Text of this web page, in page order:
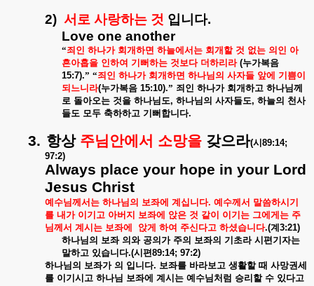
2) 서로 사랑하는 것 입니다.
Love one another
“죄인 하나가 회개하면 하늘에서는 회개할 것 없는 의인 아
흔아홉을 인하여 기뻐하는 것보다 더하리라 (누가복음
15:7).” “죄인 하나가 회개하면 하나님의 사자들 앞에 기쁨이
되느니라(누가복음 15:10).” 죄인 하나가 회개하고 하나님께
로 돌아오는 것을 하나님도, 하나님의 사자들도, 하늘의 천사
들도 모두 축하하고 기뻐합니다.
3. 항상 주님안에서 소망을 갖으라(시 89:14;
97:2)
Always place your hope in your Lord
Jesus Christ
예수님께서는 하나님의 보좌에 계십니다. 예수께서 말씀하시기
를 내가 이기고 아버지 보좌에 앉은 것 같이 이기는 그에게는 주
님께서 계시는 보좌에 앉게 하여 주신다고 하셨습니다.(계 3:21)
하나님의 보좌 의와 공의가 주의 보좌의 기초라 시편기자는
말하고 있습니다.(시편89:14; 97:2)
하나님의 보좌가 의 입니다. 보좌를 바라보고 생활할 때 사망권세
를 이기시고 하나님 보좌에 계시는 예수님처럼 승리할 수 있다고